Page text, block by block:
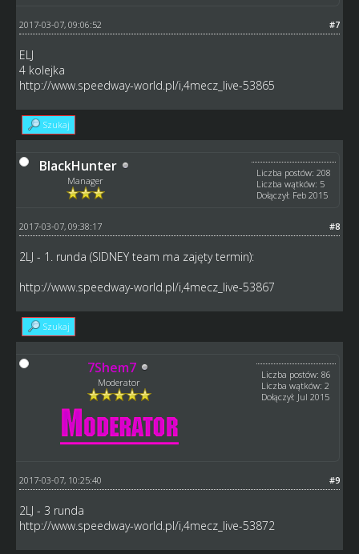
#7
2017-03-07, 09:06:52
ELJ
4 kolejka
http://www.speedway-world.pl/i,4mecz_live-53865
Szukaj
BlackHunter
Manager
Liczba postów: 208
Liczba wątków: 5
Dołączył: Feb 2015
#8
2017-03-07, 09:38:17
2LJ - 1. runda (SIDNEY team ma zajęty termin):
http://www.speedway-world.pl/i,4mecz_live-53867
Szukaj
7Shem7
Moderator
Liczba postów: 86
Liczba wątków: 2
Dołączył: Jul 2015
#9
2017-03-07, 10:25:40
2LJ - 3 runda
http://www.speedway-world.pl/i,4mecz_live-53872